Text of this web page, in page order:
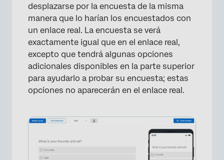
desplazarse por la encuesta de la misma
manera que lo harían los encuestados con
un enlace real. La encuesta se verá
exactamente igual que en el enlace real,
excepto que tendrá algunas opciones
adicionales disponibles en la parte superior
para ayudarlo a probar su encuesta; estas
opciones no aparecerán en el enlace real.